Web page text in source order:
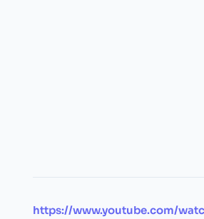
https://www.youtube.com/